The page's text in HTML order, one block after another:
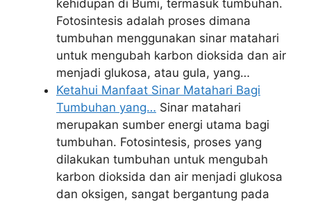
kehidupan di Bumi, termasuk tumbuhan.
Fotosintesis adalah proses dimana
tumbuhan menggunakan sinar matahari
untuk mengubah karbon dioksida dan air
menjadi glukosa, atau gula, yang…
Ketahui Manfaat Sinar Matahari Bagi
Tumbuhan yang… Sinar matahari
merupakan sumber energi utama bagi
tumbuhan. Fotosintesis, proses yang
dilakukan tumbuhan untuk mengubah
karbon dioksida dan air menjadi glukosa
dan oksigen, sangat bergantung pada